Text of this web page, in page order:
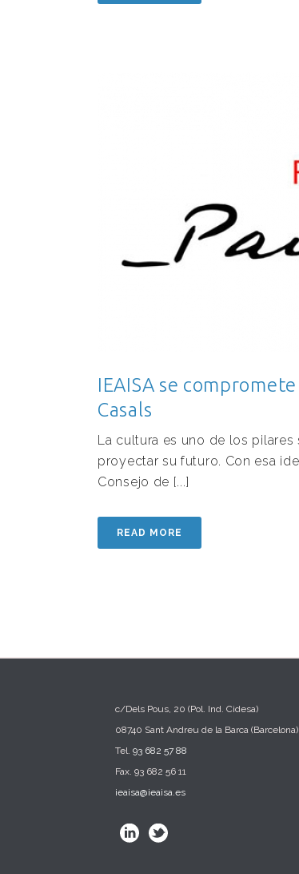
IEAISA se
Casals
La cultura es uno de los
proyectar su futuro. Con esa
Consejo de [...]
READ MORE
c/Dels Pous, 20 (Pol. Ind. Cidesa)
08740 Sant Andreu de la Barca (Barcelona)
Tel. 93 682 57 88
Fax. 93 682 56 11
ieaisa@ieaisa.es